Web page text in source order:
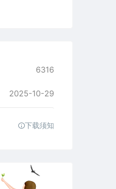
6316
2025-10-29
下载须知